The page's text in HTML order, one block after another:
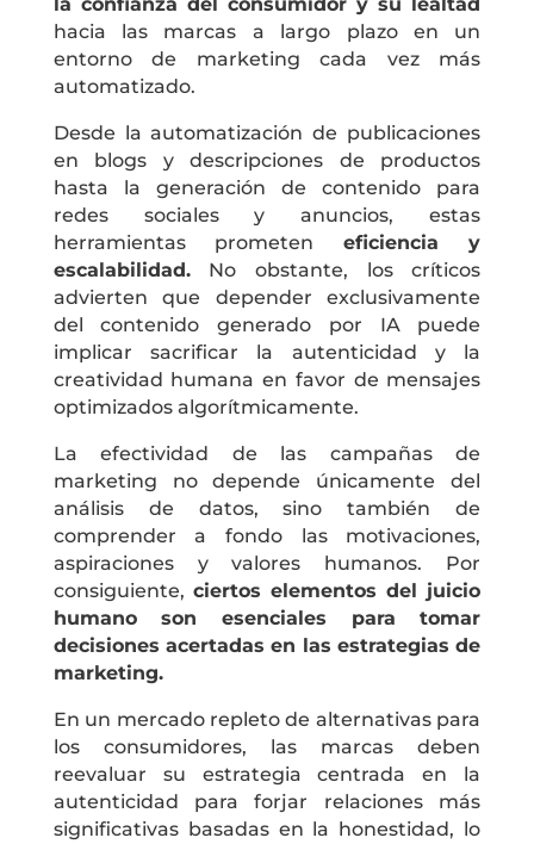
hacia las marcas a largo plazo en un
entorno de marketing cada vez más
automatizado.
Desde la automatización de publicaciones
en blogs y descripciones de productos
hasta la generación de contenido para
redes sociales y anuncios, estas
herramientas prometen eficiencia y
escalabilidad.No obstante, los críticos
advierten que depender exclusivamente
del contenido generado por IA puede
implicar sacrificar la autenticidad y la
creatividad humana en favor de mensajes
optimizados algorítmicamente.
La efectividad de las campañas de
marketing no depende únicamente del
análisis de datos, sino también de
comprender a fondo las motivaciones,
aspiraciones y valores humanos. Por
consiguiente, ciertos elementos del juicio
humano son esenciales para tomar
decisiones acertadas en las estrategias de
marketing.
En un mercado repleto de alternativas para
los consumidores, las marcas deben
reevaluar su estrategia centrada en la
autenticidad para forjar relaciones más
significativas basadas en la honestidad, lo